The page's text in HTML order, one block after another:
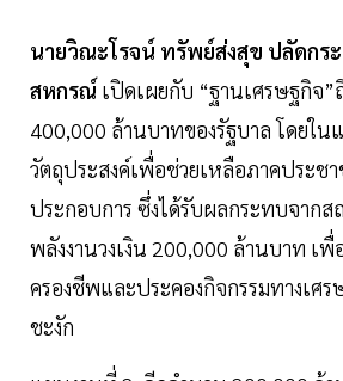
นายวิณะโรจน์ ทรัพย์ส่งสุข ปลัดกร
สหกรณ์ เปิดเผยกับ “ฐานเศรษฐกิจ”
400,000 ล้านบาทของรัฐบาล โดยใ
วัตถุประสงค์เพื่อช่วยเหลือภาคประช
ประกอบการ ซึ่งได้รับผลกระทบจาก
พลังงานวงเงิน 200,000 ล้านบาท เพื่
ครองชีพและประคองกิจกรรมทางเศ
ชะงัก